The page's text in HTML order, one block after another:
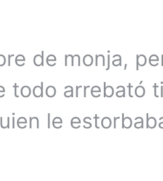
de monja,
todo arrebató
le